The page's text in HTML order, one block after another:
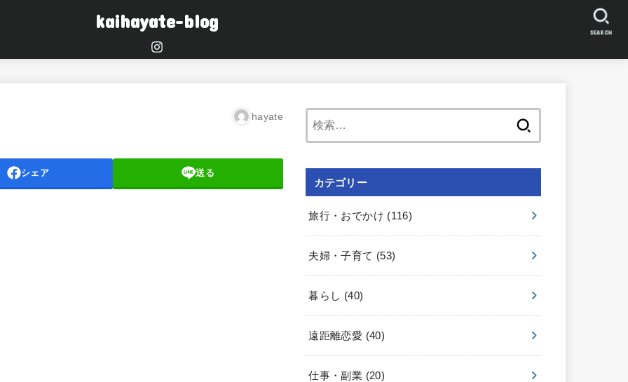
kaihayate-blog
SEARCH
hayate
シェア 送る
カテゴリー
旅行・おでかけ (116)
夫婦・子育て (53)
暮らし (40)
遠距離恋愛 (40)
仕事・副業 (20)